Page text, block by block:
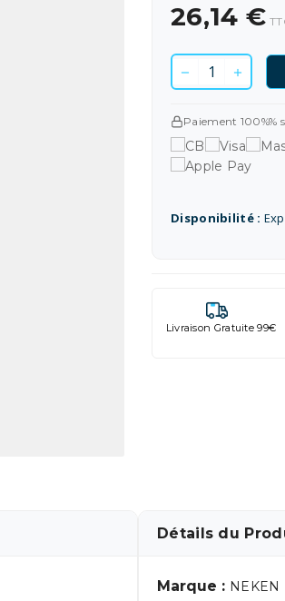
26,14 €
Paiement 100%%
Disponibilité :
Livraison Gratuite 99€
Détails du
Marque : NEKEN